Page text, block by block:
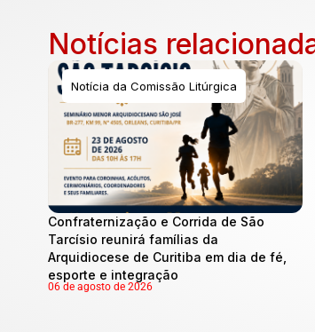
Notícias
Notícia da Comissão Litúrgica
Confraternização e Corrida de São
Tarcísio reunirá famílias da
Arquidiocese de Curitiba em dia de fé,
esporte e integração
06 de agosto de 2026